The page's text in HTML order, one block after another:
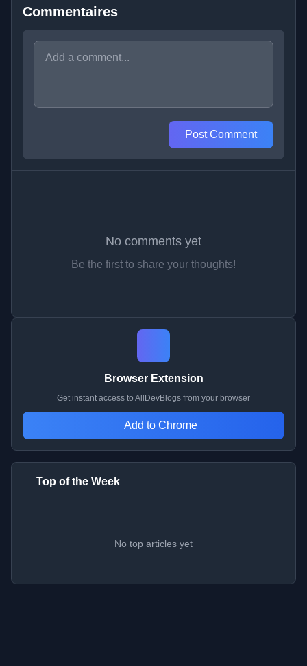
Commentaires
Post Comment
No comments yet
Be the first to share your thoughts!
Browser Extension
Get instant access to AllDevBlogs from your browser
Add to Chrome
Top of the Week
No top articles yet